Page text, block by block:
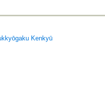
Kenkyū